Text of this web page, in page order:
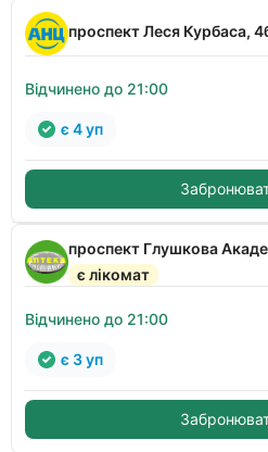
проспект Леся Курбаса,
Відчинено до 21:00
є 4 уп
проспект Глушкова
є лікомат
Відчинено до 21:00
є 3 уп